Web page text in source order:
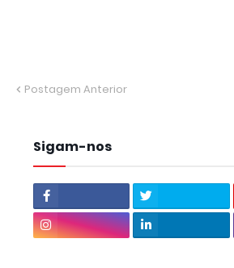
Postagem Anterior
Sigam-nos